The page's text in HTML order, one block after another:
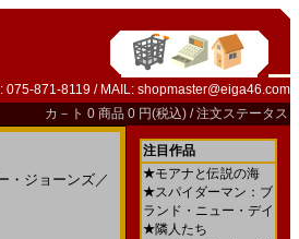
075-871-8119 / MAIL: shopmaster@eiga46.com
カ－ト 0 商品 0 円(税込) /注文ステータス
・ジョーンズ／
注目作品
★モアナと伝説の海
★スパイダーマン：ブ
ランド・ニュー・デイ
★隣人たち